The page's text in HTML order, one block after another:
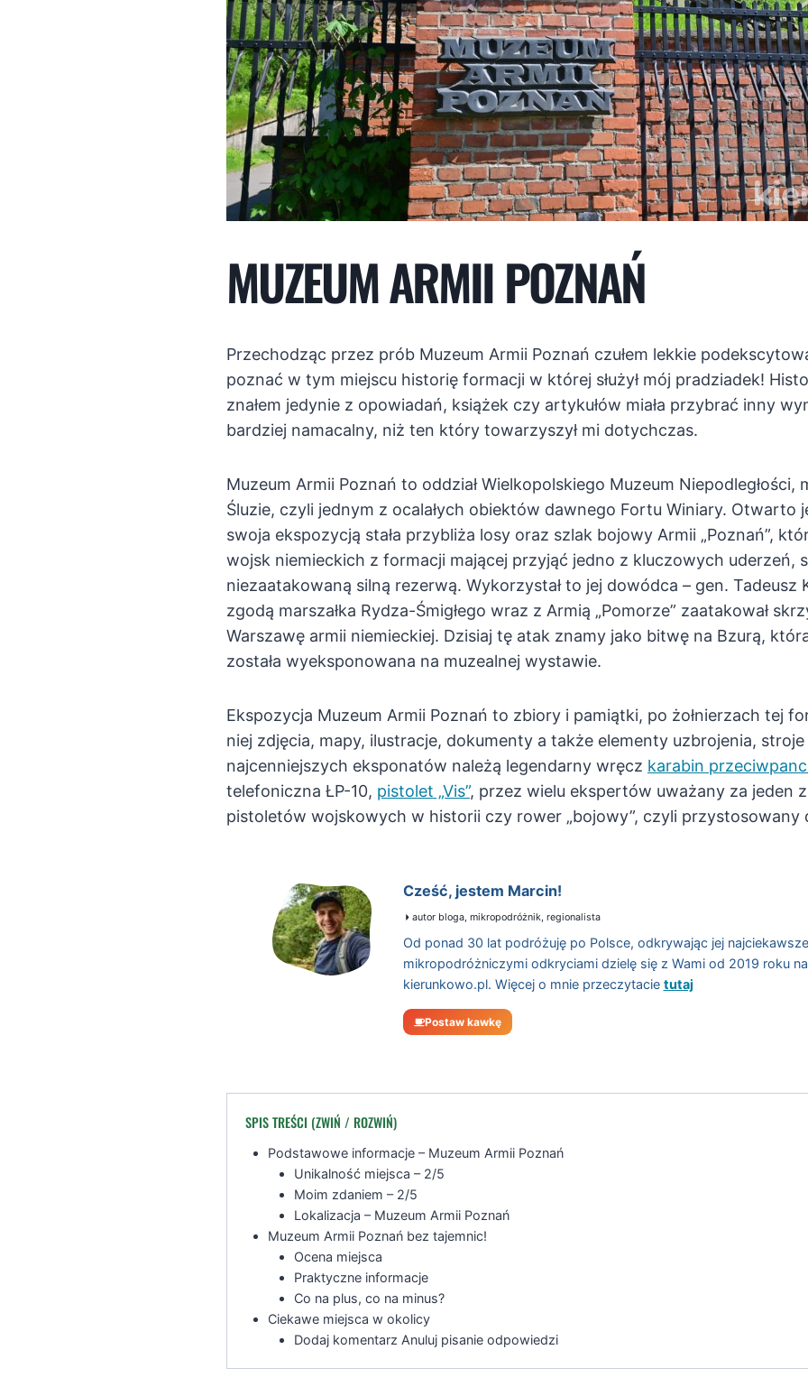
MUZEUM ARMII POZNAŃ
Przechodząc przez prób Muzeum Armii Poznań czułem lekkie
poznać w tym miejscu historię formacji w której służył mój pradziadek!
znałem jedynie z opowiadań, książek czy artykułów miała przybrać inny
bardziej namacalny, niż ten który towarzyszył mi dotychczas.
Muzeum Armii Poznań to oddział Wielkopolskiego Muzeum Niepodległości,
Śluzie, czyli jednym z ocalałych obiektów dawnego Fortu Winiary. Otwarto
swoja ekspozycją stała przybliża losy oraz szlak bojowy Armii „Poznań”,
wojsk niemieckich z formacji mającej przyjąć jedno z kluczowych uderzeń,
niezaatakowaną silną rezerwą. Wykorzystał to jej dowódca – gen. Tadeusz
zgodą marszałka Rydza-Śmigłego wraz z Armią „Pomorze” zaatakował
Warszawę armii niemieckiej. Dzisiaj tę atak znamy jako bitwę na Bzurą,
została wyeksponowana na muzealnej wystawie.
Ekspozycja Muzeum Armii Poznań to zbiory i pamiątki, po żołnierzach tej
niej zdjęcia, mapy, ilustracje, dokumenty a także elementy uzbrojenia,
najcenniejszych eksponatów należą legendarny wręcz karabin
telefoniczna ŁP-10, pistolet „Vis”, przez wielu ekspertów uważany za jeden
pistoletów wojskowych w historii czy rower „bojowy”, czyli przystosowany
Cześć, jestem Marcin!
autor bloga, mikropodróżnik, regionalista
Od ponad 30 lat podróżuję po Polsce, odkrywając jej
mikropodróżniczymi odkryciami dzielę się z Wami od 2019 roku
kierunkowo.pl. Więcej o mnie przeczytacie tutaj
Postaw kawkę
SPIS TREŚCI (ZWIŃ / ROZWIŃ)
Podstawowe informacje – Muzeum Armii Poznań
Unikalność miejsca – 2/5
Moim zdaniem – 2/5
Lokalizacja – Muzeum Armii Poznań
Muzeum Armii Poznań bez tajemnic!
Ocena miejsca
Praktyczne informacje
Co na plus, co na minus?
Ciekawe miejsca w okolicy
Dodaj komentarz Anuluj pisanie odpowiedzi